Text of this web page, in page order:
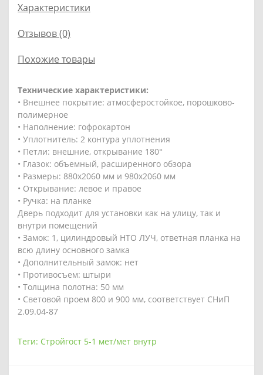
Характеристики
Отзывов (0)
Похожие товары
Технические характеристики:
• Внешнее покрытие: атмосферостойкое, порошково-
полимерное
• Наполнение: гофрокартон
• Уплотнитель: 2 контура уплотнения
• Петли: внешние, открывание 180°
• Глазок: объемный, расширенного обзора
• Размеры: 880х2060 мм и 980х2060 мм
• Открывание: левое и правое
• Ручка: на планке
Дверь подходит для установки как на улицу, так и
внутри помещений
• Замок: 1, цилиндровый НТО ЛУЧ, ответная планка на
всю длину основного замка
• Дополнительный замок: нет
• Противосъем: штыри
• Толщина полотна: 50 мм
• Световой проем 800 и 900 мм, соответствует СНиП
2.09.04-87
Теги: Стройгост 5-1 мет/мет внутр